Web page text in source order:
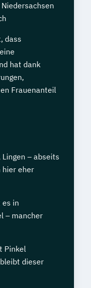
dass
hat dank
Frauenanteil
– abseits
hier eher
es in
– mancher
Pinkel
dieser